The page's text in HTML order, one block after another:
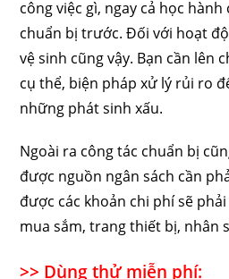
công việc gì, ngay cả học
chuẩn bị trước. Đối với hoạt
vệ sinh cũng vậy. Bạn cần lên
cụ thể, biện pháp xử lý rủi ro
những phát sinh xấu.
Ngoài ra công tác chuẩn bị
được nguồn ngân sách cần
được các khoản chi phí sẽ
mua sắm, trang thiết bị, nhân
>> Dùng thử miễn phí: